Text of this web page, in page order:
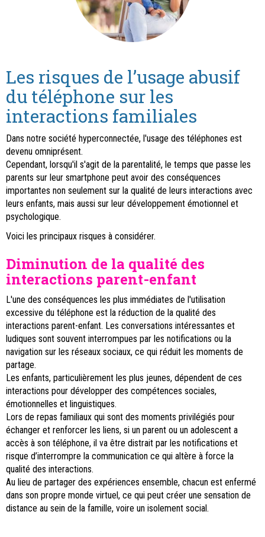
Les risques de l’usage abusif
du téléphone sur les
interactions familiales
Dans notre société hyperconnectée, l'usage des téléphones est
devenu omniprésent.
Cependant, lorsqu'il s'agit de la parentalité, le temps que passe les
parents sur leur smartphone peut avoir des conséquences
importantes non seulement sur la qualité de leurs interactions avec
leurs enfants, mais aussi sur leur développement émotionnel et
psychologique.
Voici les principaux risques à considérer.
Diminution de la qualité des
interactions parent-enfant
L'une des conséquences les plus immédiates de l'utilisation
excessive du téléphone est la réduction de la qualité des
interactions parent-enfant. Les conversations intéressantes et
ludiques sont souvent interrompues par les notifications ou la
navigation sur les réseaux sociaux, ce qui réduit les moments de
partage.
Les enfants, particulièrement les plus jeunes, dépendent de ces
interactions pour développer des compétences sociales,
émotionnelles et linguistiques.
Lors de repas familiaux qui sont des moments privilégiés pour
échanger et renforcer les liens, si un parent ou un adolescent a
accès à son téléphone, il va être distrait par les notifications et
risque d’interrompre la communication ce qui altère à force la
qualité des interactions.
Au lieu de partager des expériences ensemble, chacun est enfermé
dans son propre monde virtuel, ce qui peut créer une sensation de
distance au sein de la famille, voire un isolement social.